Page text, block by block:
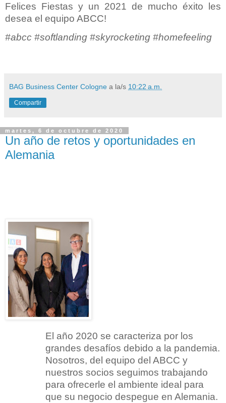
Felices Fiestas y un 2021 de mucho éxito les
desea el equipo ABCC!
#abcc #softlanding #skyrocketing #homefeeling
BAG Business Center Cologne a la/s 10:22 a.m.
Compartir
martes, 6 de octubre de 2020
Un año de retos y oportunidades en
Alemania
El año 2020 se caracteriza por los
grandes desafíos debido a la pandemia.
Nosotros, del equipo del ABCC y
nuestros socios seguimos trabajando
para ofrecerle el ambiente ideal para
que su negocio despegue en Alemania.